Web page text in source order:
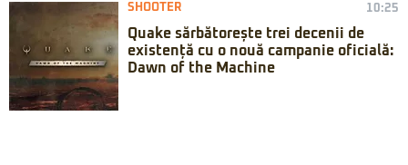
SHOOTER 10:25
Quake sărbătorește trei decenii de
existență cu o nouă campanie oficială:
Dawn of the Machine